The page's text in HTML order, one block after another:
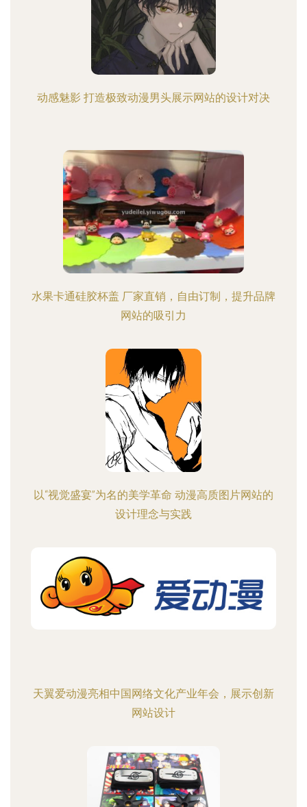
动感魅影 打造极致动漫男头展示网站的设计对决
水果卡通硅胶杯盖 厂家直销，自由订制，提升品牌
网站的吸引力
以“视觉盛宴”为名的美学革命 动漫高质图片网站的
设计理念与实践
天翼爱动漫亮相中国网络文化产业年会，展示创新
网站设计